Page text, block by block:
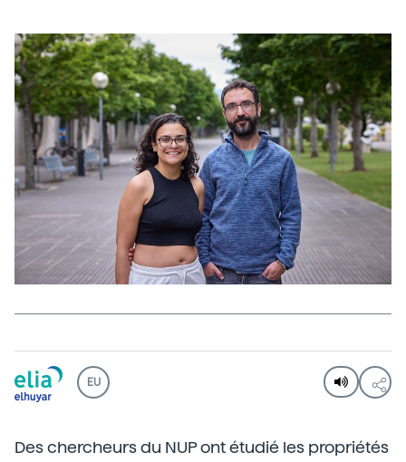
EU
Des chercheurs du NUP ont étudié les propriétés